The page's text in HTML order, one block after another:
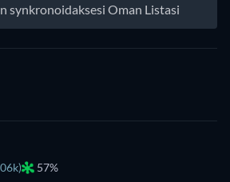
synkronoidaksesi Oman Listasi
57%